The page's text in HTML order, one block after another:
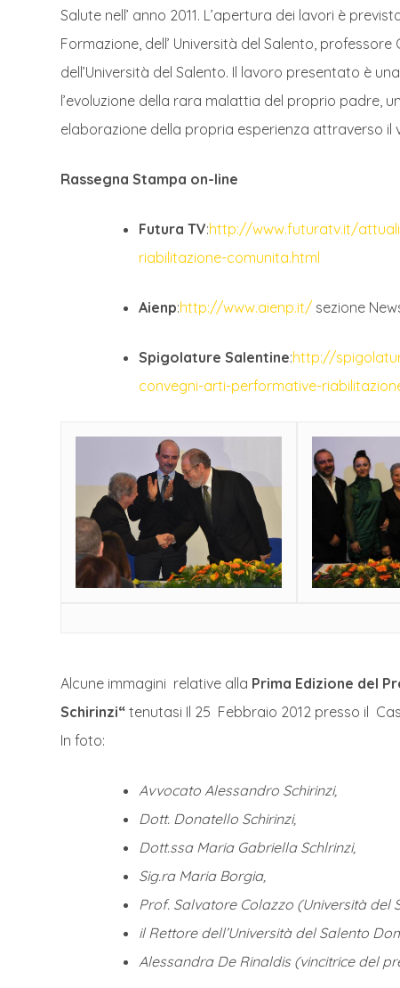
Salute nell’ anno 2011. L’apertura dei lavori è
Formazione, dell’ Università del Salento,
dell’Università del Salento. Il lavoro presentato è
l’evoluzione della rara malattia del proprio padre,
elaborazione della propria esperienza attraverso
Rassegna Stampa on-line
Futura TV:http://www.futuratv.it/
riabilitazione-comunita.html
Aienp:http://www.aienp.it/ sezione
Spigolature Salentine:http://
convegni-arti-performative-
Alcune immagini relative alla Prima Edizione del
Schirinzi“ tenutasi Il 25 Febbraio 2012 presso il
In foto:
Avvocato Alessandro Schirinzi,
Dott. Donatello Schirinzi,
Dott.ssa Maria Gabriella Schlrinzi,
Sig.ra Maria Borgia,
Prof. Salvatore Colazzo (Università del
il Rettore dell’Università del Salento
Alessandra De Rinaldis (vincitrice del